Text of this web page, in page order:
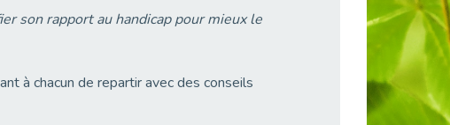
son rapport au handicap pour mieux le
à chacun de repartir avec des conseils